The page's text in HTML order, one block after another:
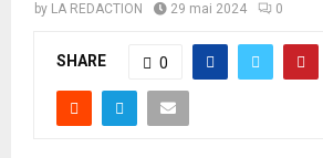
by LA REDACTION 29 mai 2024 0
SHARE 0